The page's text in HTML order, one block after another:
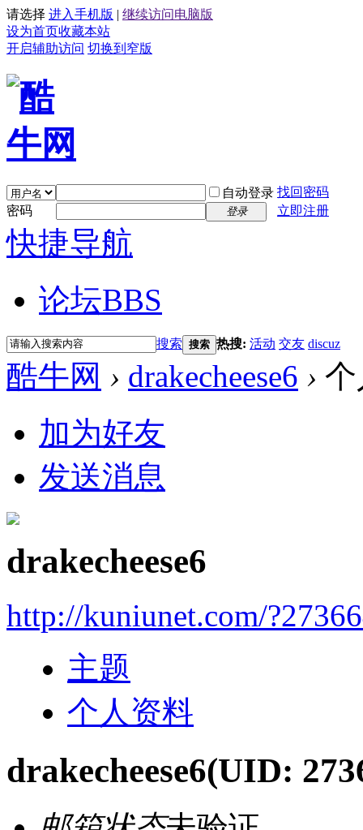
请选择 进入手机版 | 继续访问电脑版
设为首页收藏本站
开启辅助访问 切换到窄版
自动登录 找回密码
密码
登录 立即注册
快捷导航
论坛BBS
搜索 搜索 热搜: 活动 交友 discuz
酷牛网 › drakecheese6 ›
加为好友
发送消息
drakecheese6
http://kuniunet.com/
主题
个人资料
drakecheese6(UID: